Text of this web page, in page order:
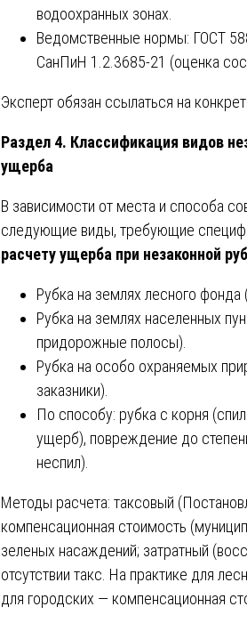
водоохранных зонах.
Ведомственные нормы: ГОСТ
СанПиН 1.2.3685-21 (оценка
Эксперт обязан ссылаться на
Раздел 4. Классификация видов
ущерба
В зависимости от места и способа
следующие виды, требующие
расчету ущерба при незаконной
Рубка на землях лесного фонда
Рубка на землях населенных
придорожные полосы).
Рубка на особо охраняемых
заказники).
По способу: рубка с корня
ущерб), повреждение до
неспил).
Методы расчета: таксовый
компенсационная стоимость
зеленых насаждений; затратный
отсутствии такс. На практике для
для городских — компенсационная